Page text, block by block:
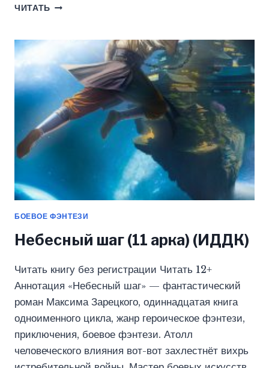
ЧИТАТЬ ВОЛШЕБСТВО
ПРИВЫКАНИЯ.
КНИГА
1
(ИДДК)
БОЕВОЕ ФЭНТЕЗИ
Небесный шаг (11 арка) (ИДДК)
Читать книгу без регистрации Читать 12+
Аннотация «Небесный шаг» — фантастический
роман Максима Зарецкого, одиннадцатая книга
одноименного цикла, жанр героическое фэнтези,
приключения, боевое фэнтези. Атолл
человеческого влияния вот-вот захлестнёт вихрь